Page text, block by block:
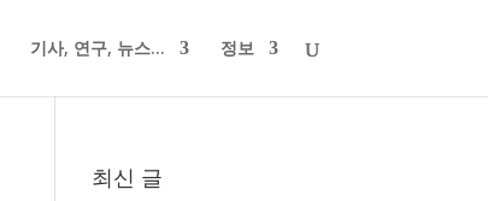
기사, 연구, 뉴스... 정보
최신 글